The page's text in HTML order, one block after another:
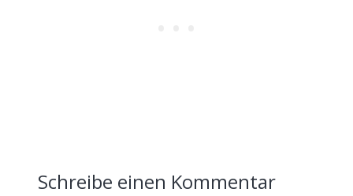
Schreibe einen Kommentar